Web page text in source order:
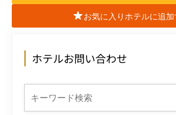
お気に入りホテルに追加
ホテルお問い合わせ